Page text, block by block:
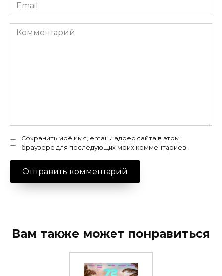
*
Комментарий
Сохранить моё имя, email и адрес сайта в этом
браузере для последующих моих комментариев.
Вам также может понравиться